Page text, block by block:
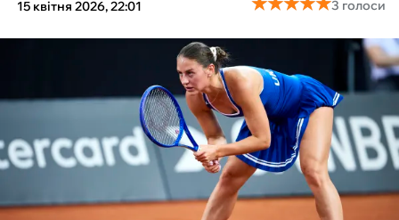
КІБЕРСПОРТ
15 квітня 2026, 22:01 3 голоси